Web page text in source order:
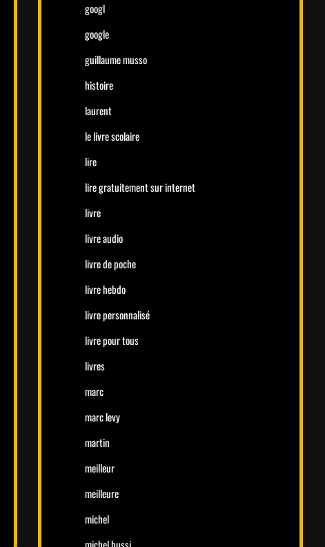
googl
google
guillaume musso
histoire
laurent
le livre scolaire
lire
lire gratuitement sur internet
livre
livre audio
livre de poche
livre hebdo
livre personnalisé
livre pour tous
livres
marc
marc levy
martin
meilleur
meilleure
michel